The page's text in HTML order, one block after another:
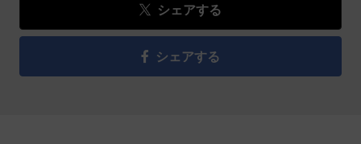
シェアする
シェアする